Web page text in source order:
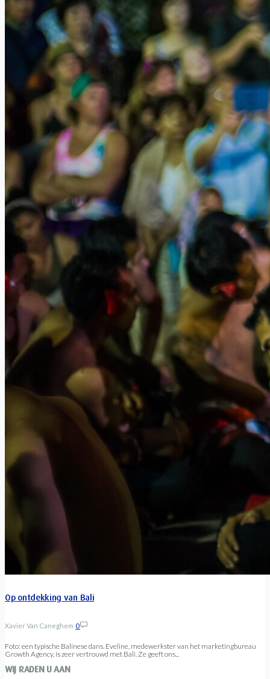
Op ontdekking van Bali
Xavier Van Caneghem 0
Foto: een typische Balinese dans. Eveline, medewerkster van het marketingbureau
Growth Agency, is zeer vertrouwd met Bali. Ze geeft ons...
WIJ RADEN U AAN